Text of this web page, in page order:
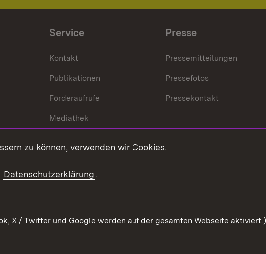
Service
Kontakt
Publikationen
Förderaufrufe
Mediathek
Presse
Pressemitteilungen
Pressefotos
Pressekontakt
zu können, verwenden wir Cookies.
Datenschutzerklärung.
X / Twitter und Google werden auf der gesamten Webseite aktiviert.)